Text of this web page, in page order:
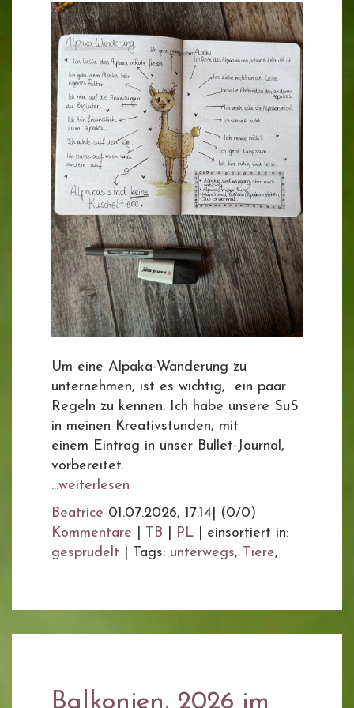
Um eine Alpaka-Wanderung zu
unternehmen, ist es wichtig, ein paar
Regeln zu kennen. Ich habe unsere SuS
in meinen Kreativstunden, mit
einem Eintrag in unser Bullet-Journal,
vorbereitet.
...weiterlesen
Beatrice 01.07.2026, 17.14
(0/0)
Kommentare
TB PL
einsortiert in:
gesprudelt
Tags: unterwegs, Tiere,
Balkonien, 2026 im